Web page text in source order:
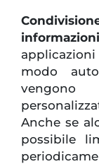
modo
Anche se
possibile